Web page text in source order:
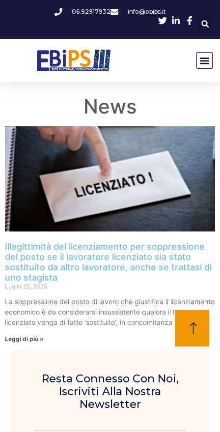
06.92917932 info@ebips.it
News
Illegittimità del licenziamento per soppressione
del posto se il lavoratore licenziato sia stato
sostituito da altro lavoratore, anche se trattasi di
uno stagista
Luglio 25, 2025
La soppressione del posto di lavoro che giustifica il licenziamento
economico è da considerarsi insussistente qualora il lavoratore
licenziato venga di fatto ‘sostituito’, in concomitanza
Leggi di più »
Resta Connesso Con Noi,
Iscriviti Alla Nostra
Newsletter